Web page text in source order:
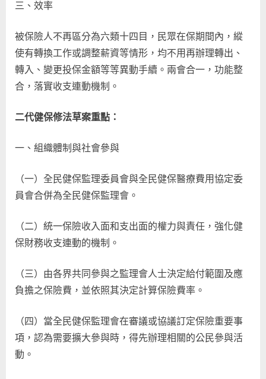
三、效率
被保險人不再區分為六類十四目，民眾在保期間內，縱
使有轉換工作或調整薪資等情形，均不用再辦理轉出、
轉入、變更投保金額等等異動手續。兩會合一，功能整
合，落實收支連動機制。
二代健保修法草案重點：
一、組織體制與社會參與
（一）全民健保監理委員會與全民健保醫療費用協定委
員會合併為全民健保監理會。
（二）統一保險收入面和支出面的權力與責任，強化健
保財務收支連動的機制。
（三）由各界共同參與之監理會人士決定給付範圍及應
負擔之保險費，並依照其決定計算保險費率。
（四）當全民健保監理會在審議或協議訂定保險重要事
項，認為需要擴大參與時，得先辦理相關的公民參與活
動。